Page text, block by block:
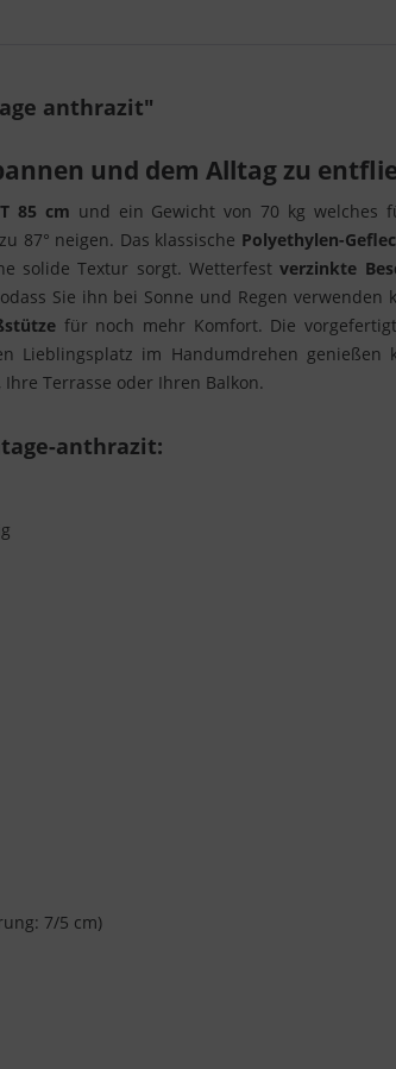
anthrazit"
und dem Alltag zu
85 cm und ein Gewicht von 70 kg welches
87° neigen. Das klassische Polyethylen-
solide Textur sorgt. Wetterfestverzinkte
Sie ihn bei Sonne und Regen verwenden
für noch mehr Komfort. Die
Lieblingsplatz im Handumdrehen genießen
Terrasse oder Ihren Balkon.
anthrazit:
7/5 cm)